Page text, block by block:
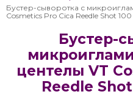
Бустер-сыворотка с
Cosmetics Pro Cica Reedle Shot
Бустер-
центелы VT
Reedle